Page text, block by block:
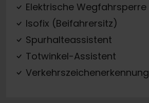
Elektrische Wegfahrsperre
Isofix (Beifahrersitz)
Spurhalteassistent
Totwinkel-Assistent
Verkehrszeichenerkennung